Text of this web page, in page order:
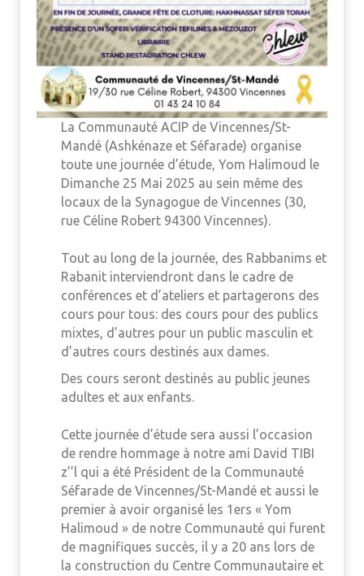
La Communauté ACIP de Vincennes/St-
Mandé (Ashkénaze et Séfarade) organise
toute une journée d’étude, Yom Halimoud le
Dimanche 25 Mai 2025 au sein même des
locaux de la Synagogue de Vincennes (30,
rue Céline Robert 94300 Vincennes).
Tout au long de la journée, des Rabbanims et
Rabanit interviendront dans le cadre de
conférences et d’ateliers et partagerons des
cours pour tous: des cours pour des publics
mixtes, d’autres pour un public masculin et
d’autres cours destinés aux dames.
Des cours seront destinés au public jeunes
adultes et aux enfants.
Cette journée d’étude sera aussi l’occasion
de rendre hommage à notre ami David TIBI
z’’l qui a été Président de la Communauté
Séfarade de Vincennes/St-Mandé et aussi le
premier à avoir organisé les 1ers « Yom
Halimoud » de notre Communauté qui furent
de magnifiques succès, il y a 20 ans lors de
la construction du Centre Communautaire et